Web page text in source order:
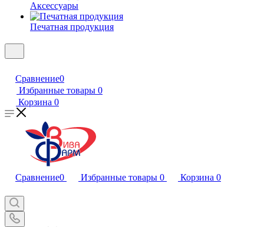
Аксессуары
Печатная продукция
Сравнение0
Избранные товары 0
Корзина 0
Сравнение0 Избранные товары 0 Корзина 0